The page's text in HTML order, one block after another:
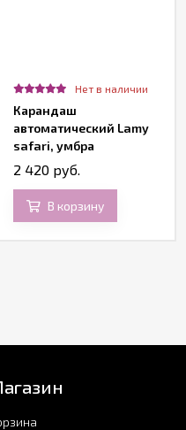
Нет в наличии
Карандаш
автоматический Lamy
safari, умбра
2 420 руб.
В корзину